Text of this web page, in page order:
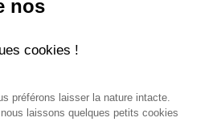
INFORMÉS
la newsletter FFRandonnée
nos
cookies !
préférons laisser la nature intacte.
laissons quelques petits cookies